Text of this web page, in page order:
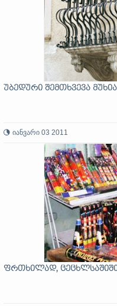
უბედური შემთხვევა
იანვარი 03 2011
ფრთხილად,